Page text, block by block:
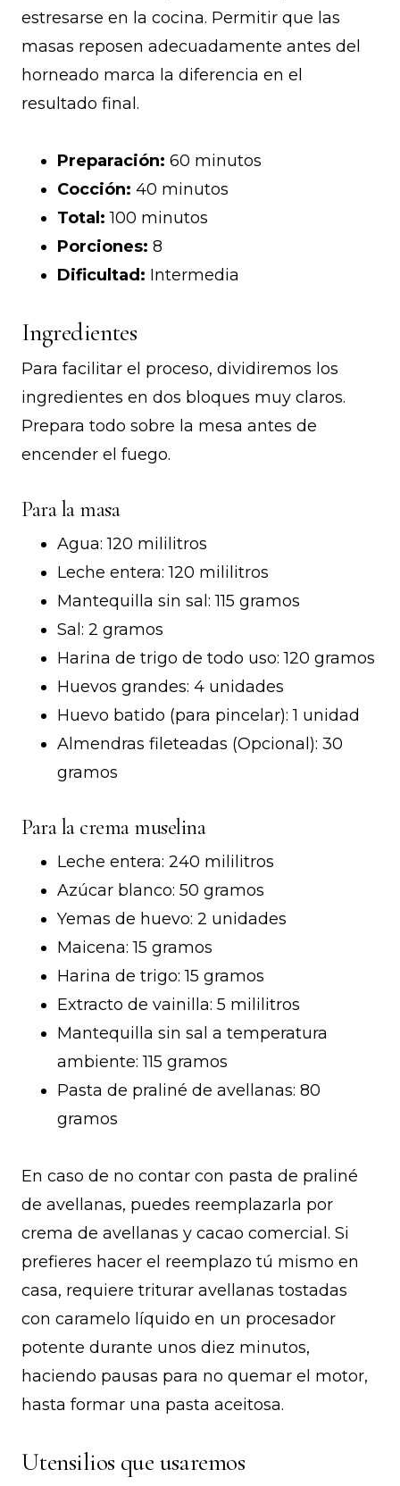
estresarse en la cocina. Permitir que las
masas reposen adecuadamente antes del
horneado marca la diferencia en el
resultado final.
Preparación: 60 minutos
Cocción: 40 minutos
Total: 100 minutos
Porciones: 8
Dificultad: Intermedia
Ingredientes
Para facilitar el proceso, dividiremos los
ingredientes en dos bloques muy claros.
Prepara todo sobre la mesa antes de
encender el fuego.
Para la masa
Agua: 120 mililitros
Leche entera: 120 mililitros
Mantequilla sin sal: 115 gramos
Sal: 2 gramos
Harina de trigo de todo uso: 120 gramos
Huevos grandes: 4 unidades
Huevo batido (para pincelar): 1 unidad
Almendras fileteadas (Opcional): 30
gramos
Para la crema muselina
Leche entera: 240 mililitros
Azúcar blanco: 50 gramos
Yemas de huevo: 2 unidades
Maicena: 15 gramos
Harina de trigo: 15 gramos
Extracto de vainilla: 5 mililitros
Mantequilla sin sal a temperatura
ambiente: 115 gramos
Pasta de praliné de avellanas: 80
gramos
En caso de no contar con pasta de praliné
de avellanas, puedes reemplazarla por
crema de avellanas y cacao comercial. Si
prefieres hacer el reemplazo tú mismo en
casa, requiere triturar avellanas tostadas
con caramelo líquido en un procesador
potente durante unos diez minutos,
haciendo pausas para no quemar el motor,
hasta formar una pasta aceitosa.
Utensilios que usaremos